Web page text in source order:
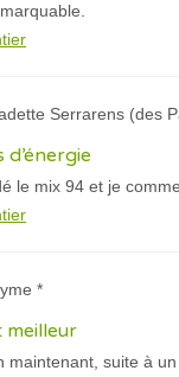
Serrarens (des
d’énergie
le mix 94 et je
*
meilleur
maintenant, suite à